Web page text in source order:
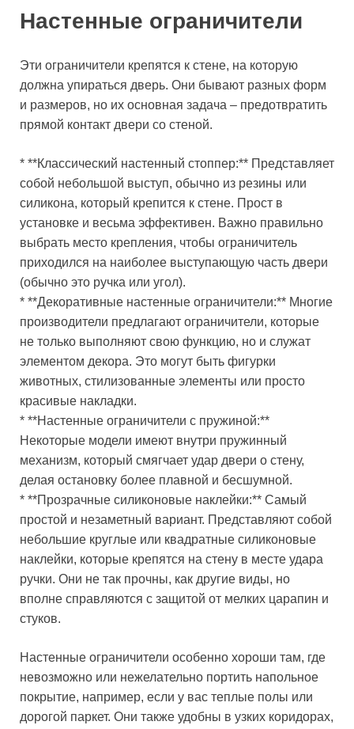
Настенные ограничители
Эти ограничители крепятся к стене, на которую
должна упираться дверь. Они бывают разных форм
и размеров, но их основная задача – предотвратить
прямой контакт двери со стеной.
* **Классический настенный стоппер:** Представляет
собой небольшой выступ, обычно из резины или
силикона, который крепится к стене. Прост в
установке и весьма эффективен. Важно правильно
выбрать место крепления, чтобы ограничитель
приходился на наиболее выступающую часть двери
(обычно это ручка или угол).
* **Декоративные настенные ограничители:** Многие
производители предлагают ограничители, которые
не только выполняют свою функцию, но и служат
элементом декора. Это могут быть фигурки
животных, стилизованные элементы или просто
красивые накладки.
* **Настенные ограничители с пружиной:**
Некоторые модели имеют внутри пружинный
механизм, который смягчает удар двери о стену,
делая остановку более плавной и бесшумной.
* **Прозрачные силиконовые наклейки:** Самый
простой и незаметный вариант. Представляют собой
небольшие круглые или квадратные силиконовые
наклейки, которые крепятся на стену в месте удара
ручки. Они не так прочны, как другие виды, но
вполне справляются с защитой от мелких царапин и
стуков.
Настенные ограничители особенно хороши там, где
невозможно или нежелательно портить напольное
покрытие, например, если у вас теплые полы или
дорогой паркет. Они также удобны в узких коридорах,